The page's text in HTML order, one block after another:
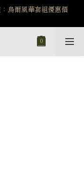
烏爾風華套組優惠價
烏爾風華套組優惠價
鍊 X 戒指 X 手鍊 享福